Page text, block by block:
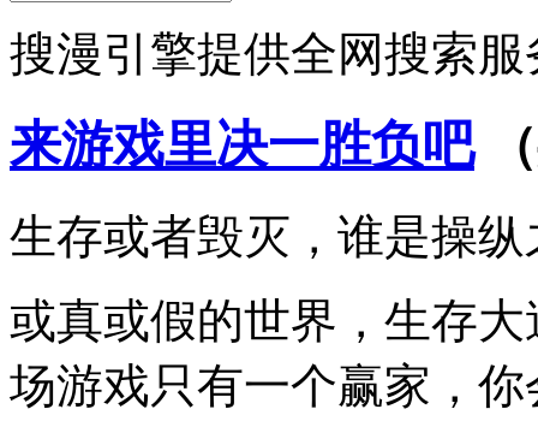
搜漫引擎提供全网搜索服
来游戏里决一胜负吧
生存或者毁灭，谁是操纵
或真或假的世界，生存
场游戏只有一个赢家，